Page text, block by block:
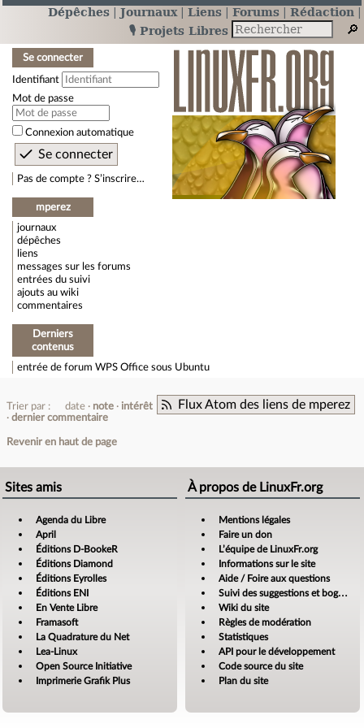
Dépêches Journaux Liens Forums
Rédaction
🎙️ Projets Libres
Se connecter
Identifiant
Mot de passe
Connexion automatique
Pas de compte ? S’inscrire…
mperez
journaux
dépêches
liens
messages sur les forums
entrées du suivi
ajouts au wiki
commentaires
Derniers
contenus
entrée de forum WPS Office sous Ubuntu
Flux Atom des liens de mperez
Trier par : date note
intérêt
dernier commentaire
Revenir en haut de page
Sites amis
Agenda du Libre
April
Éditions D-BookeR
Éditions Diamond
Éditions Eyrolles
Éditions ENI
En Vente Libre
Framasoft
La Quadrature du Net
Lea-Linux
Open Source Initiative
Imprimerie Grafik Plus
À propos de LinuxFr.org
Mentions légales
Faire un don
L’équipe de LinuxFr.org
Informations sur le site
Aide / Foire aux questions
Suivi des suggestions et bogues
Wiki du site
Règles de modération
Statistiques
API pour le développement
Code source du site
Plan du site